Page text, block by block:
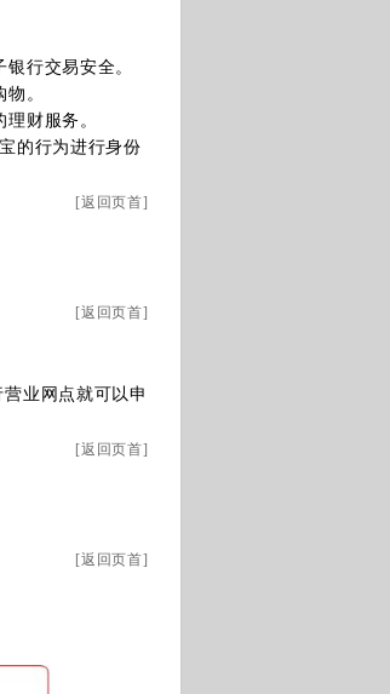
行交易安全。
。
财服务。
的行为进行身份
[返回页首]
[返回页首]
业网点就可以申
[返回页首]
[返回页首]